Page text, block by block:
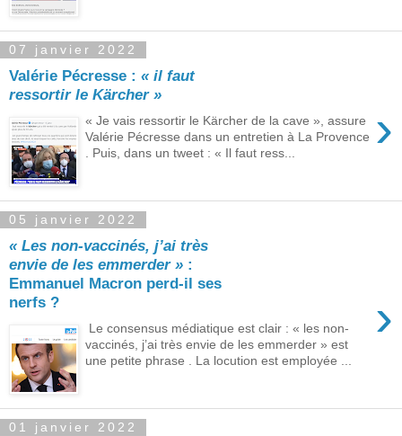
07 janvier 2022
Valérie Pécresse : « il faut
ressortir le Kärcher »
›
« Je vais ressortir le Kärcher de la cave », assure
Valérie Pécresse dans un entretien à La Provence
. Puis, dans un tweet : « Il faut ress...
05 janvier 2022
« Les non-vaccinés, j’ai très
envie de les emmerder » :
Emmanuel Macron perd-il ses
nerfs ?
›
Le consensus médiatique est clair : « les non-
vaccinés, j’ai très envie de les emmerder » est
une petite phrase . La locution est employée ...
01 janvier 2022